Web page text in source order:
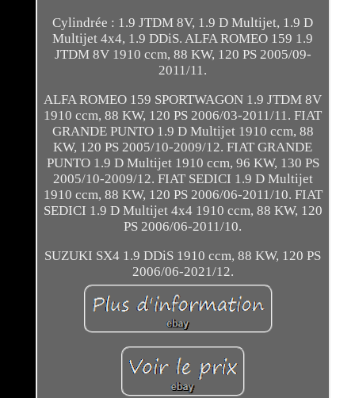
Cylindrée : 1.9 JTDM 8V, 1.9 D Multijet, 1.9 D
Multijet 4x4, 1.9 DDiS. ALFA ROMEO 159 1.9
JTDM 8V 1910 ccm, 88 KW, 120 PS 2005/09-
2011/11.
ALFA ROMEO 159 SPORTWAGON 1.9 JTDM 8V
1910 ccm, 88 KW, 120 PS 2006/03-2011/11. FIAT
GRANDE PUNTO 1.9 D Multijet 1910 ccm, 88
KW, 120 PS 2005/10-2009/12. FIAT GRANDE
PUNTO 1.9 D Multijet 1910 ccm, 96 KW, 130 PS
2005/10-2009/12. FIAT SEDICI 1.9 D Multijet
1910 ccm, 88 KW, 120 PS 2006/06-2011/10. FIAT
SEDICI 1.9 D Multijet 4x4 1910 ccm, 88 KW, 120
PS 2006/06-2011/10.
SUZUKI SX4 1.9 DDiS 1910 ccm, 88 KW, 120 PS
2006/06-2021/12.